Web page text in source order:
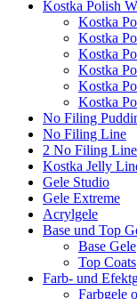
Kostka Polish
Kostka
Kostka
Kostka
Kostka
Kostka
Kostka
No Filing
No Filing Line
2 No Filing Line
Kostka Jelly
Gele Studio
Gele Extreme
Acrylgele
Base und Top
Base Gele
Top Coats
Farb- und
Farbgele